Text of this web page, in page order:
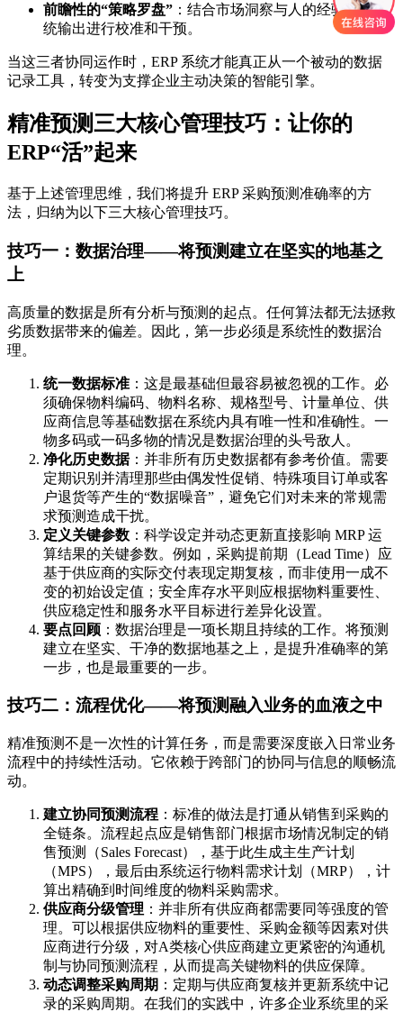
前瞻性的“策略罗盘” ：结合市场洞察与人的经验，对系
统输出进行校准和干预。
当这三者协同运作时，ERP 系统才能真正从一个被动的数据
记录工具，转变为支撑企业主动决策的智能引擎。
精准预测三大核心管理技巧：让你的
ERP“活”起来
基于上述管理思维，我们将提升 ERP 采购预测准确率的方
法，归纳为以下三大核心管理技巧。
技巧一：数据治理——将预测建立在坚实的地基之
上
高质量的数据是所有分析与预测的起点。任何算法都无法拯救
劣质数据带来的偏差。因此，第一步必须是系统性的数据治
理。
统一数据标准 ：这是最基础但最容易被忽视的工作。必
须确保物料编码、物料名称、规格型号、计量单位、供
应商信息等基础数据在系统内具有唯一性和准确性。一
物多码或一码多物的情况是数据治理的头号敌人。
净化历史数据：并非所有历史数据都有参考价值。需要
定期识别并清理那些由偶发性促销、特殊项目订单或客
户退货等产生的“数据噪音”，避免它们对未来的常规需
求预测造成干扰。
定义关键参数 ：科学设定并动态更新直接影响 MRP 运
算结果的关键参数。例如，采购提前期（Lead Time）应
基于供应商的实际交付表现定期复核，而非使用一成不
变的初始设定值；安全库存水平则应根据物料重要性、
供应稳定性和服务水平目标进行差异化设置。
要点回顾 ：数据治理是一项长期且持续的工作。将预测
建立在坚实、干净的数据地基之上，是提升准确率的第
一步，也是最重要的一步。
技巧二：流程优化——将预测融入业务的血液之中
精准预测不是一次性的计算任务，而是需要深度嵌入日常业务
流程中的持续性活动。它依赖于跨部门的协同与信息的顺畅流
动。
建立协同预测流程 ：标准的做法是打通从销售到采购的
全链条。流程起点应是销售部门根据市场情况制定的销
售预测（Sales Forecast），基于此生成主生产计划
（MPS），最后由系统运行物料需求计划（MRP），计
算出精确到时间维度的物料采购需求。
供应商分级管理 ：并非所有供应商都需要同等强度的管
理。可以根据供应物料的重要性、采购金额等因素对供
应商进行分级，对A类核心供应商建立更紧密的沟通机
制与协同预测流程，从而提高关键物料的供应保障。
动态调整采购周期 ：定期与供应商复核并更新系统中记
录的采购周期。在我们的实践中，许多企业系统里的采